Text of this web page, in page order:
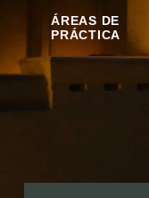
ÁREAS DE
PRÁCTICA